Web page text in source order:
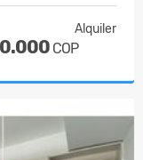
Alquiler
COP